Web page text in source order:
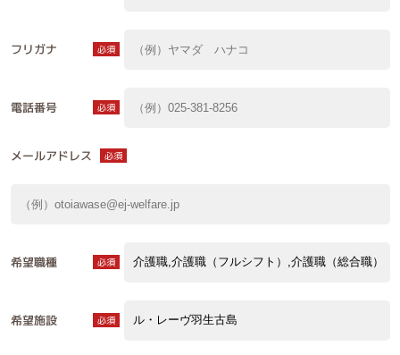
フリガナ 必須
電話番号 必須
メールアドレス 必須
希望職種 必須
希望施設 必須